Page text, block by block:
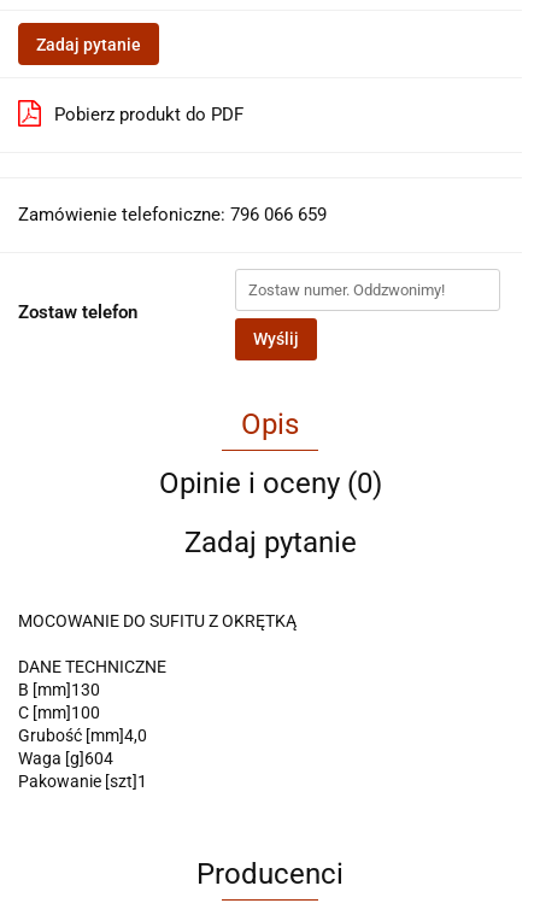
Zadaj pytanie
Pobierz produkt do PDF
Zamówienie telefoniczne: 796 066 659
Zostaw telefon
Wyślij
Opis
Opinie i oceny (0)
Zadaj pytanie
MOCOWANIE DO SUFITU Z OKRĘTKĄ
DANE TECHNICZNE
B [mm]130
C [mm]100
Grubość [mm]4,0
Waga [g]604
Pakowanie [szt]1
Producenci